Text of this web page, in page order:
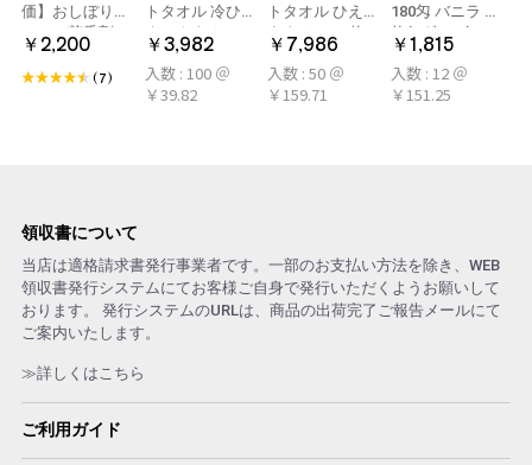
価】おしぼり用
アロマ芳香剤
LARME(ラルム)
シトラール 旧デ
￥2,200
(7)
トタオル 冷ひや
ネックタオル
50本×2パック
100本 冷感タオ
ル 首 個包装 日
￥3,982
入数 : 100 ＠
￥39.82
トタオル ひえひ
えタオル 50枚
冷感タオル ミン
ト アロマおしぼ
り
￥7,986
入数 : 50 ＠
￥159.71
180匁 バニラ 12
枚(1ダース)
￥1,815
入数 : 12 ＠
￥151.25
領収書について
当店は適格請求書発行事業者です。一部のお支払い方法を除き、WEB
領収書発行システムにてお客様ご自身で発行いただくようお願いして
おります。 発行システムのURLは、商品の出荷完了ご報告メールにて
ご案内いたします。
≫詳しくはこちら
ご利用ガイド